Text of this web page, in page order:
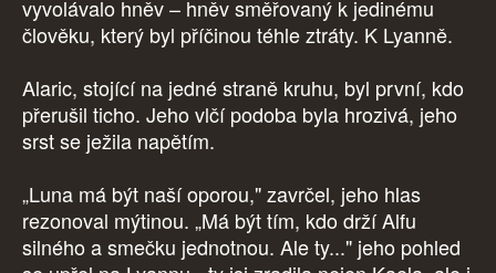
vyvolávalo hněv – hněv směřovaný k jedinému
člověku, který byl příčinou téhle ztráty. K Lyanně.
Alaric, stojící na jedné straně kruhu, byl první, kdo
přerušil ticho. Jeho vlčí podoba byla hrozivá, jeho
srst se ježila napětím.
„Luna má být naší oporou," zavrčel, jeho hlas
rezonoval mýtinou. „Má být tím, kdo drží Alfu
silného a smečku jednotnou. Ale ty..." jeho pohled